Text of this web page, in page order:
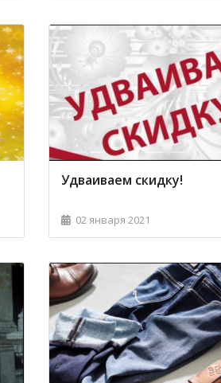
Удваиваем скидку!
02 января 2021